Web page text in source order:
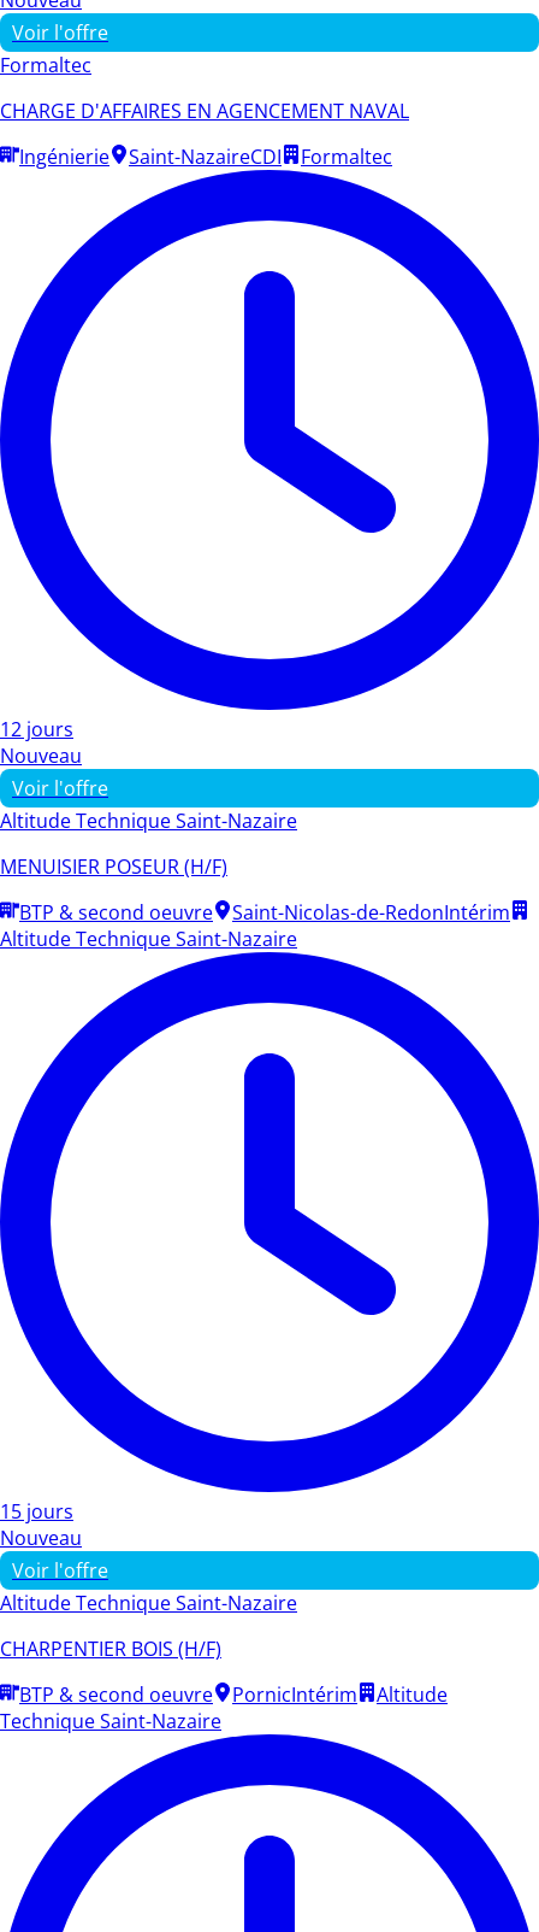
Voir l'offre
Formaltec
CHARGE D'AFFAIRES EN AGENCEMENT NAVAL
Ingénierie
Saint-NazaireCDI Formaltec
12 jours
Nouveau
Voir l'offre
Altitude Technique Saint-Nazaire
MENUISIER POSEUR (H/F)
BTP & second oeuvre
Saint-Nicolas-de-RedonIntérim
Altitude Technique Saint-Nazaire
15 jours
Nouveau
Voir l'offre
Altitude Technique Saint-Nazaire
CHARPENTIER BOIS (H/F)
BTP & second oeuvre
PornicIntérim
Altitude
Technique Saint-Nazaire